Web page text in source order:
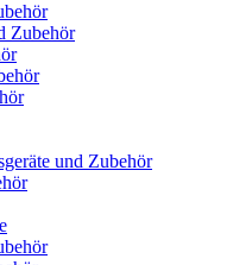
Zubehör
und Zubehör